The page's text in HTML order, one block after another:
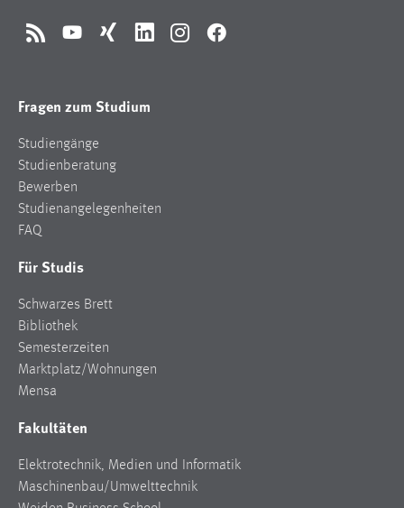
RSS YouTubeXing LinkedInInstagramFacebook
Fragen zum Studium
Studiengänge
Studienberatung
Bewerben
Studienangelegenheiten
FAQ
Für Studis
Schwarzes Brett
Bibliothek
Semesterzeiten
Marktplatz/Wohnungen
Mensa
Fakultäten
Elektrotechnik, Medien und Informatik
Maschinenbau/Umwelttechnik